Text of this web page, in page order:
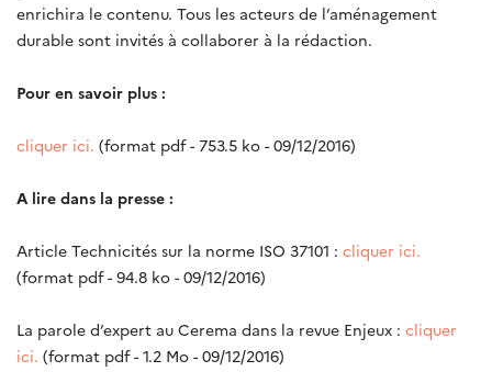
enrichira le contenu. Tous les acteurs de l’aménagement
durable sont invités à collaborer à la rédaction.
Pour en savoir plus :
cliquer ici. (format pdf - 753.5 ko - 09/12/2016)
A lire dans la presse :
Article Technicités sur la norme ISO 37101 : cliquer ici.
(format pdf - 94.8 ko - 09/12/2016)
La parole d’expert au Cerema dans la revue Enjeux : cliquer
ici. (format pdf - 1.2 Mo - 09/12/2016)